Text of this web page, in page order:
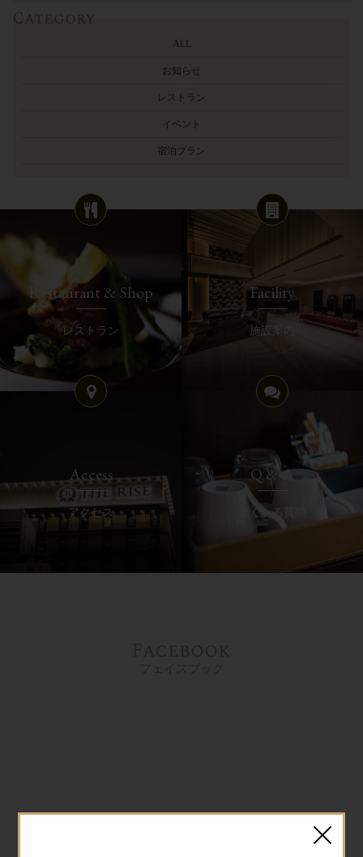
Category
ALL
お知らせ
レストラン
イベント
宿泊プラン
Restaurant & Shop
レストラン
Facility
施設案内
Access
アクセス
Q & A
よくある質問
Facebook
フェイスブック